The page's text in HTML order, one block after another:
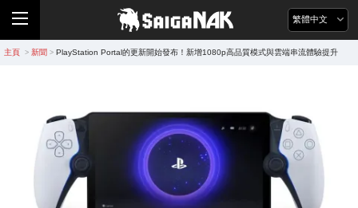
繁體中文
主頁 > 新聞 > PlayStation Portal的更新開始發布！新增1080p高品質模式與雲端串流體驗提升